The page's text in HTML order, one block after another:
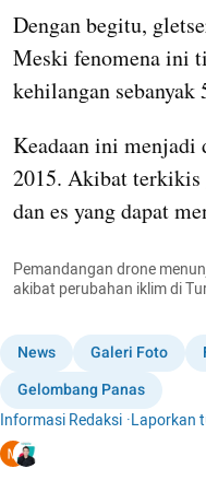
Dengan begitu,
Meski fenomena ini
kehilangan
Keadaan ini menjadi
2015. Akibat terkikis
dan es yang dapat
Pemandangan drone
akibat perubahan iklim di
News Galeri Foto
Gelombang Panas
Informasi Redaksi ·Laporkan